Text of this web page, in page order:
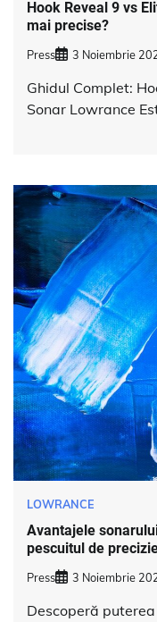
Hook Reveal 9 vs
mai precise?
Press 3 Noiembrie
Ghidul Complet:
Sonar Lowrance
LOWRANCE
Avantajele
pescuitul de
Press 3 Noiembrie
Descoperă